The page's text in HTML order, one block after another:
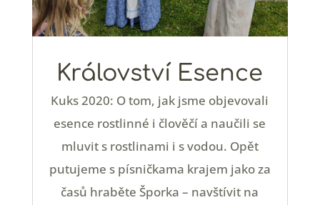
Království Esence
Kuks 2020: O tom, jak jsme objevovali
esence rostlinné i člověčí a naučili se
mluvit s rostlinami i s vodou. Opět
putujeme s písničkama krajem jako za
časů hraběte Šporka – navštívit na